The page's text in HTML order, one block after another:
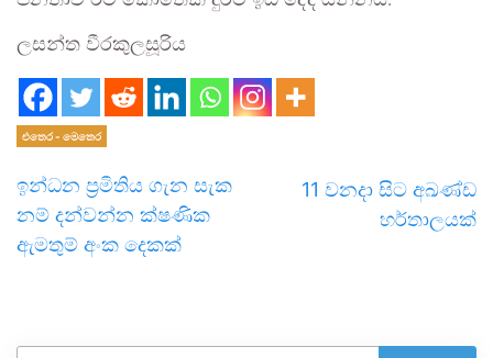
ලසන්ත වීරකුලසූරිය
එතෙර - මෙතෙර
ඉන්ධන ප්‍රමිතිය ගැන සැක
නම් දන්වන්න ක්ෂණික
ඇමතුම් අංක දෙකක්
11 වනදා සිට අඛණ්ඩ
හර්තාලයක්